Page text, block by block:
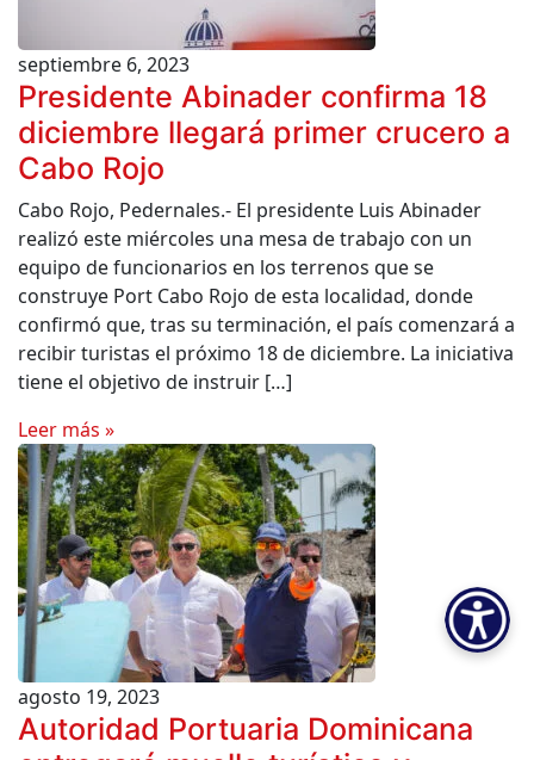
septiembre 6, 2023
Presidente Abinader confirma 18
diciembre llegará primer crucero a
Cabo Rojo
Cabo Rojo, Pedernales.- El presidente Luis Abinader
realizó este miércoles una mesa de trabajo con un
equipo de funcionarios en los terrenos que se
construye Port Cabo Rojo de esta localidad, donde
confirmó que, tras su terminación, el país comenzará a
recibir turistas el próximo 18 de diciembre. La iniciativa
tiene el objetivo de instruir […]
Leer más »
agosto 19, 2023
Autoridad Portuaria Dominicana